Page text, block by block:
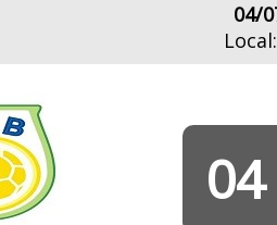
04/
04